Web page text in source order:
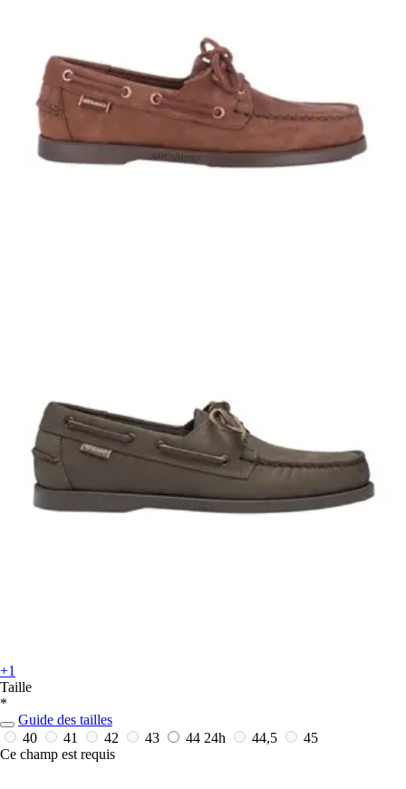
+1
Taille
*
Guide des tailles
40
41 42 43 44 24h 44,5
45
Ce champ est requis